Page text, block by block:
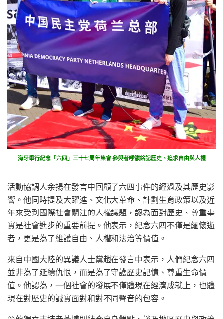
海牙舉行紀念「六四」三十七周年集會 參與者呼籲銘記歷史、追求自由與人權
活動協調人余揚在發言中回顧了六四事件的經過及其歷史影
響。他同時提及大躍進、文化大革命、計劃生育政策以及近
年來受到國際社會關注的人權議題，認為面對歷史、尊重事
實是社會進步的重要前提。他表示，紀念六四不僅是緬懷逝
者，更是為了維護自由、人權和法治等價值。
來自中國大陸的異議人士黨趙在發言中表示，人們紀念六四
並非為了延續仇恨，而是為了守護歷史記憶、尊重生命價
值。他認為，一個社會的發展不僅體現在經濟成就上，也體
現在對歷史的誠實面對和對不同聲音的包容。